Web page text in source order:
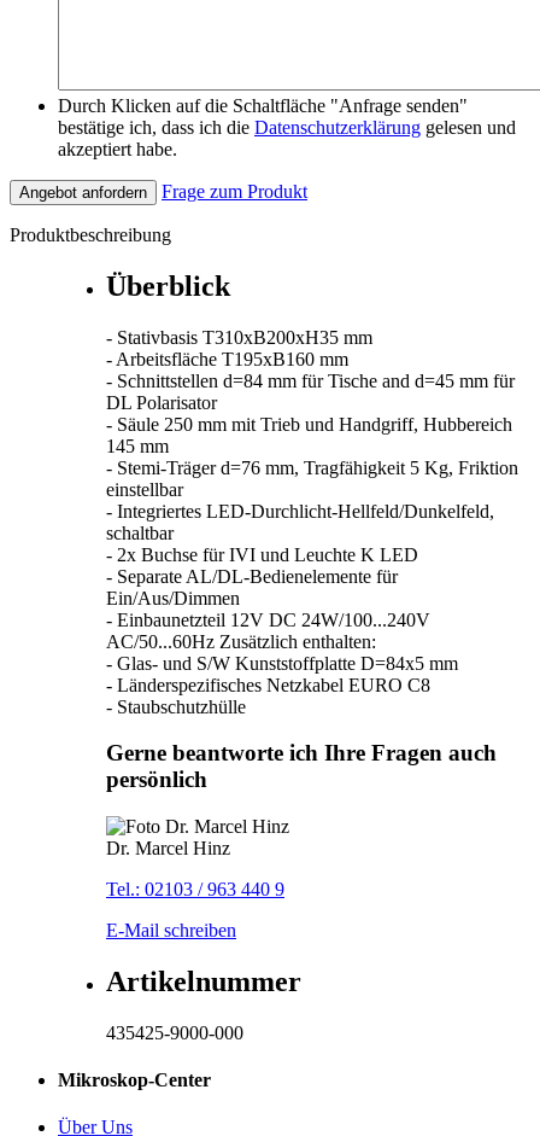
Durch Klicken auf die Schaltfläche "Anfrage senden"
bestätige ich, dass ich die Datenschutzerklärung gelesen und
akzeptiert habe.
Angebot anfordern Frage zum Produkt
Produktbeschreibung
Überblick
- Stativbasis T310xB200xH35 mm
- Arbeitsfläche T195xB160 mm
- Schnittstellen d=84 mm für Tische and d=45 mm für
DL Polarisator
- Säule 250 mm mit Trieb und Handgriff, Hubbereich
145 mm
- Stemi-Träger d=76 mm, Tragfähigkeit 5 Kg, Friktion
einstellbar
- Integriertes LED-Durchlicht-Hellfeld/Dunkelfeld,
schaltbar
- 2x Buchse für IVI und Leuchte K LED
- Separate AL/DL-Bedienelemente für
Ein/Aus/Dimmen
- Einbaunetzteil 12V DC 24W/100...240V
AC/50...60Hz Zusätzlich enthalten:
- Glas- und S/W Kunststoffplatte D=84x5 mm
- Länderspezifisches Netzkabel EURO C8
- Staubschutzhülle
Gerne beantworte ich Ihre Fragen auch
persönlich
Dr. Marcel Hinz
Tel.: 02103 / 963 440 9
E-Mail schreiben
Artikelnummer
435425-9000-000
Mikroskop-Center
Über Uns